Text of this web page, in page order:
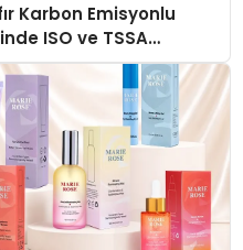
Karbon Emisyonlu
ISO ve TSSA